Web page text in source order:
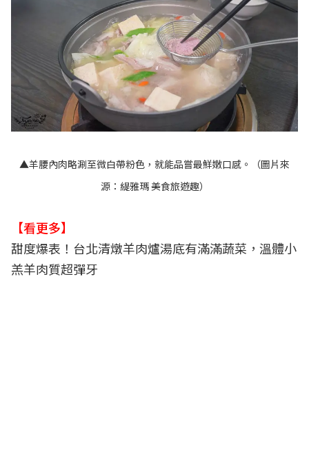
▲羊腰內肉略涮至微白帶粉色，就能品嘗最鮮嫩口感。（圖片來
源： 緹雅瑪 美食旅遊趣）
【看更多】
甜度爆表！台北清燉羊肉爐湯底有滿滿蔬菜，溫體小
羔羊肉質超彈牙